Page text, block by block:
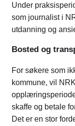
Under
som journalist i
utdanning og
Bosted og
For søkere som
kommune, vil
skaffe og betale
Det er en stor